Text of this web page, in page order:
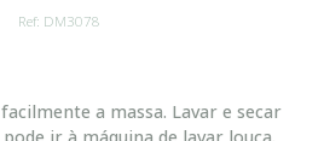
Ref: DM3078
a massa. Lavar e secar